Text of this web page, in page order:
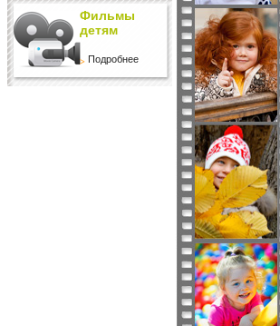
Фильмы
детям
Подробнее